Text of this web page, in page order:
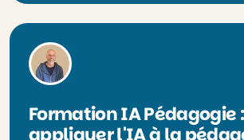
Formation IA Pédagogie :
appliquer l'IA à la